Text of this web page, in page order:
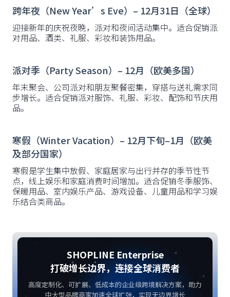
跨年夜（New Year’s Eve）– 12月31日（全球）
迎接新年的庆祝夜晚，派对和夜间活动集中。适合促销派
对用品、酒类、礼服、彩妆和装饰用品。
派对季（Party Season）– 12月（欧美多国）
年末聚会、公司派对和朋友聚餐密集，穿搭与送礼需求同
步增长。适合促销派对服饰、礼服、彩妆、配饰和节庆用
品。
寒假（Winter Vacation）– 12月下旬–1月（欧美
及部分国家）
寒假是学生集中放假、家庭居家与出行并存的季节性节
点，线上娱乐和家庭消费时间增加。适合促销冬季服饰、
保暖用品、室内娱乐产品、游戏设备、儿童用品和学习娱
乐结合类商品。
SHOPLINE Enterprise
打破增长边界，连接全球消费者
高度定制化、可扩展、低成本的企业级跨境解决方案，助力
中大型品牌商家加速全球扩张，实现无边界增长